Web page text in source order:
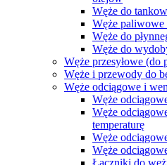
Węże do
Węże paliwowe
Węże do
Węże do
Węże przesyłowe (do
Węże i przewody do
Węże odciągowe i
Węże
Węże
temperaturę
Węże
Węże